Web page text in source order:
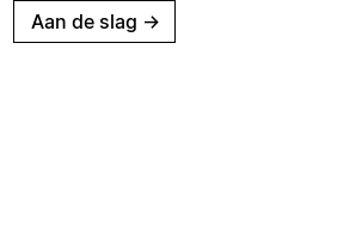
Aan de slag →